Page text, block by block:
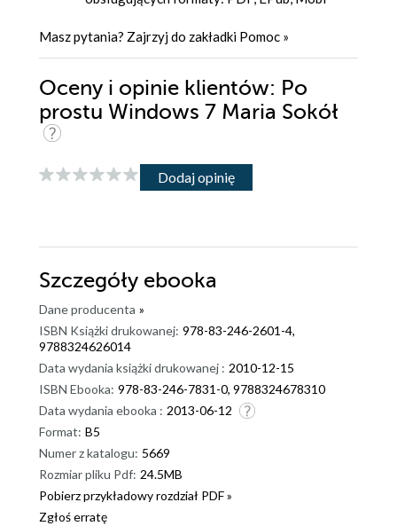
Masz pytania? Zajrzyj do zakładki Pomoc »
Oceny i opinie klientów: Po
prostu Windows 7 Maria Sokół
Dodaj opinię
Szczegóły ebooka
Dane producenta »
ISBN Książki drukowanej: 978-83-246-2601-4,
9788324626014
Data wydania książki drukowanej : 2010-12-15
ISBN Ebooka: 978-83-246-7831-0, 9788324678310
Data wydania ebooka : 2013-06-12
Format: B5
Numer z katalogu: 5669
Rozmiar pliku Pdf: 24.5MB
Pobierz przykładowy rozdział PDF »
Zgłoś erratę